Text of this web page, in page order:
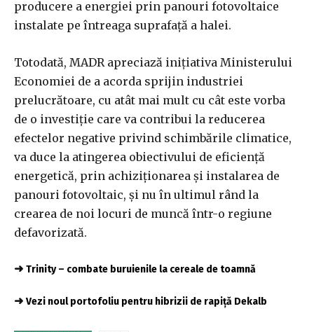
producere a energiei prin panouri fotovoltaice
instalate pe întreaga suprafaţă a halei.
Totodată, MADR apreciază iniţiativa Ministerului
Economiei de a acorda sprijin industriei
prelucrătoare, cu atât mai mult cu cât este vorba
de o investiţie care va contribui la reducerea
efectelor negative privind schimbările climatice,
va duce la atingerea obiectivului de eficienţă
energetică, prin achiziţionarea şi instalarea de
panouri fotovoltaic, şi nu în ultimul rând la
crearea de noi locuri de muncă într-o regiune
defavorizată.
➜ Trinity – combate buruienile la cereale de toamnă
➜ Vezi noul portofoliu pentru hibrizii de rapiță Dekalb